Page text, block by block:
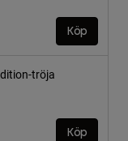
Köp
tröja
Köp